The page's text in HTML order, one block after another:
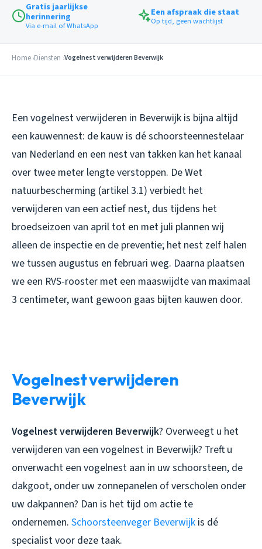
Gratis jaarlijkse
herinnering
Via e-mail of WhatsApp
Een afspraak die staat
Op tijd, geen wachtlijst
Home Diensten Vogelnest verwijderen Beverwijk
Een vogelnest verwijderen in Beverwijk is bijna altijd
een kauwennest: de kauw is dé schoorsteennestelaar
van Nederland en een nest van takken kan het kanaal
over twee meter lengte verstoppen. De Wet
natuurbescherming (artikel 3.1) verbiedt het
verwijderen van een actief nest, dus tijdens het
broedseizoen van april tot en met juli plannen wij
alleen de inspectie en de preventie; het nest zelf halen
we tussen augustus en februari weg. Daarna plaatsen
we een RVS-rooster met een maaswijdte van maximaal
3 centimeter, want gewoon gaas bijten kauwen door.
Vogelnest verwijderen
Beverwijk
Vogelnest verwijderen Beverwijk? Overweegt u het
verwijderen van een vogelnest in Beverwijk? Treft u
onverwacht een vogelnest aan in uw schoorsteen, de
dakgoot, onder uw zonnepanelen of verscholen onder
uw dakpannen? Dan is het tijd om actie te
ondernemen. Schoorsteenveger Beverwijk is dé
specialist voor deze taak.